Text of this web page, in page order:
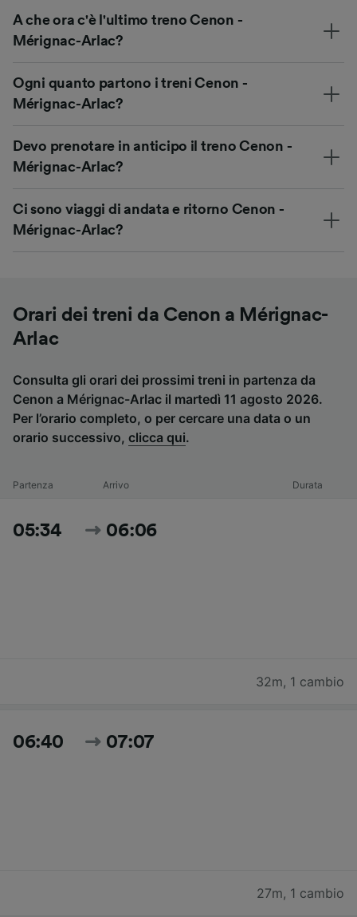
A che ora c'è l'ultimo treno Cenon -
Mérignac-Arlac?
Ogni quanto partono i treni Cenon -
Mérignac-Arlac?
Devo prenotare in anticipo il treno Cenon -
Mérignac-Arlac?
Ci sono viaggi di andata e ritorno Cenon -
Mérignac-Arlac?
Orari dei treni da Cenon a Mérignac-
Arlac
Consulta gli orari dei prossimi treni in partenza da
Cenon a Mérignac-Arlac il martedì 11 agosto 2026.
Per l’orario completo, o per cercare una data o un
orario successivo, clicca qui.
Partenza Arrivo Durata
05:34 06:06
32m, 1 cambio
06:40 07:07
27m, 1 cambio